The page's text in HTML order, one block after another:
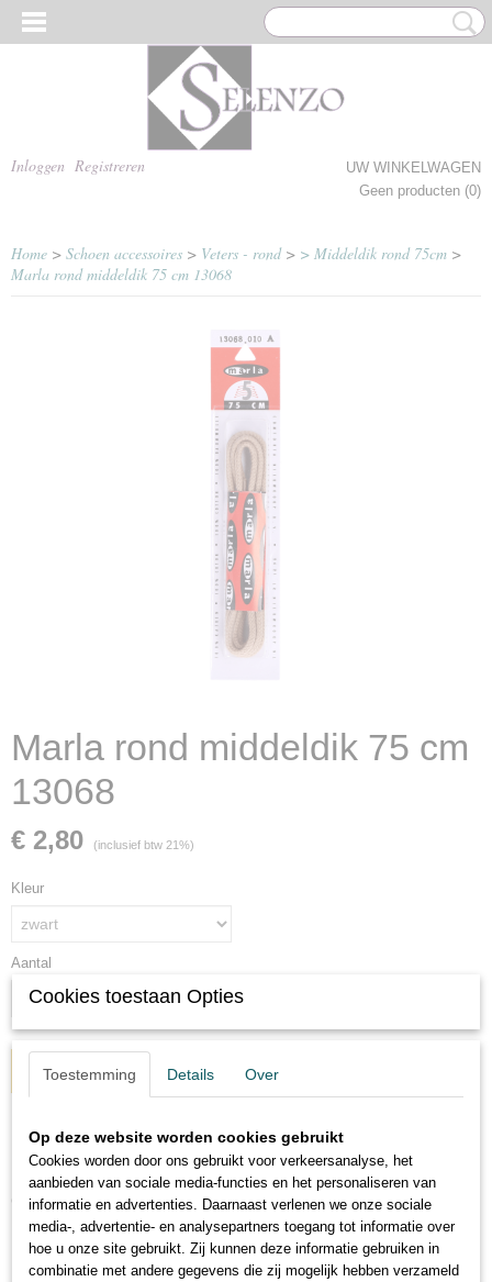
Inloggen Registreren
UW WINKELWAGEN
Geen producten (0)
Home > Schoen accessoires > Veters - rond> > Middeldik rond 75cm >
Marla rond middeldik 75 cm 13068
Marla rond middeldik 75 cm
13068
€ 2,80 (inclusief btw 21%)
Kleur
Aantal
IN WINKELWAGEN
Ook interessant
Cookies toestaan Opties
Toestemming Details Over
Op deze website worden cookies gebruikt
Cookies worden door ons gebruikt voor verkeersanalyse, het
aanbieden van sociale media-functies en het personaliseren van
informatie en advertenties. Daarnaast verlenen we onze sociale
media-, advertentie- en analysepartners toegang tot informatie over
hoe u onze site gebruikt. Zij kunnen deze informatie gebruiken in
combinatie met andere gegevens die zij mogelijk hebben verzameld